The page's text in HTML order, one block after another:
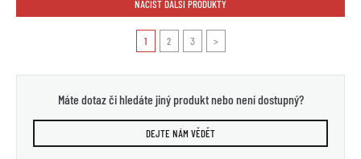
NAČÍST DALŠÍ PRODUKTY
1 2 3 >
Máte dotaz či hledáte jiný produkt nebo není dostupný?
DEJTE NÁM VĚDĚT